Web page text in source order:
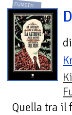
FUMETTI
di
Quella tra il